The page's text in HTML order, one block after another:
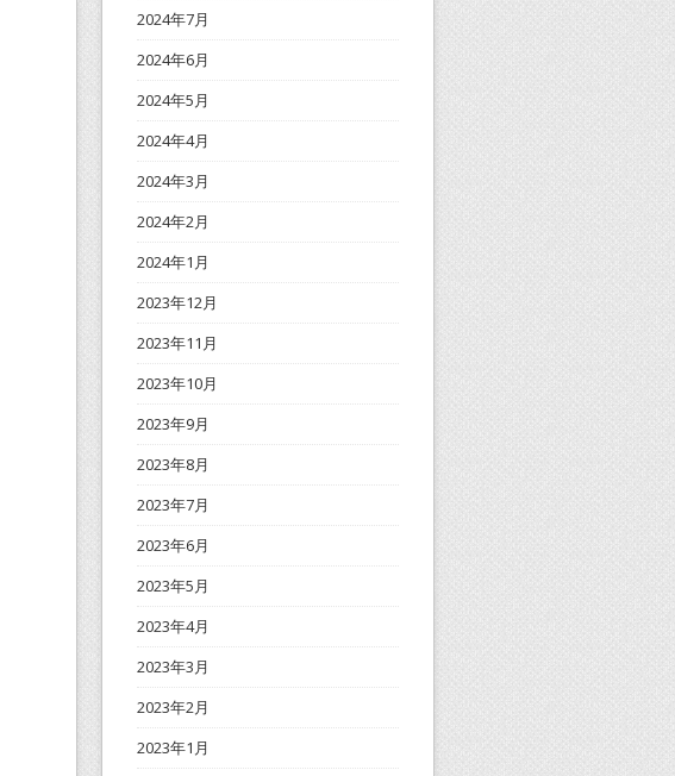
2024年7月
2024年6月
2024年5月
2024年4月
2024年3月
2024年2月
2024年1月
2023年12月
2023年11月
2023年10月
2023年9月
2023年8月
2023年7月
2023年6月
2023年5月
2023年4月
2023年3月
2023年2月
2023年1月